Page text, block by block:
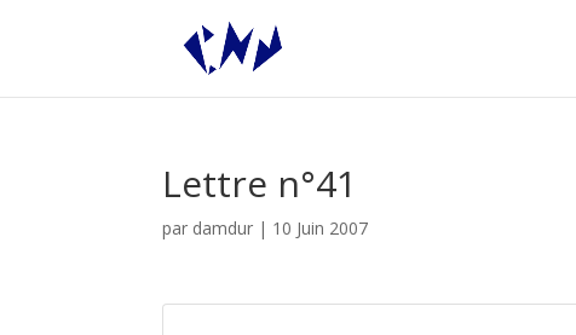
Lettre n°41
par damdur | 10 Juin 2007